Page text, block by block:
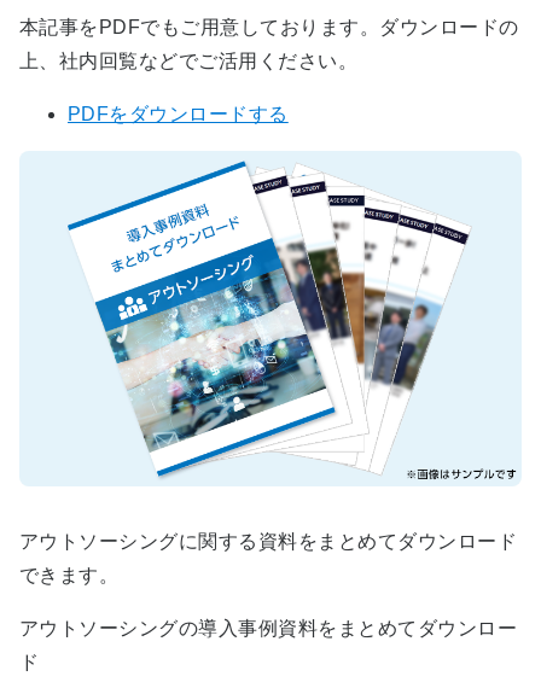
本記事をPDFでもご用意しております。ダウンロードの
上、社内回覧などでご活用ください。
PDFをダウンロードする
アウトソーシングに関する資料をまとめてダウンロード
できます。
アウトソーシングの導入事例資料をまとめてダウンロー
ド